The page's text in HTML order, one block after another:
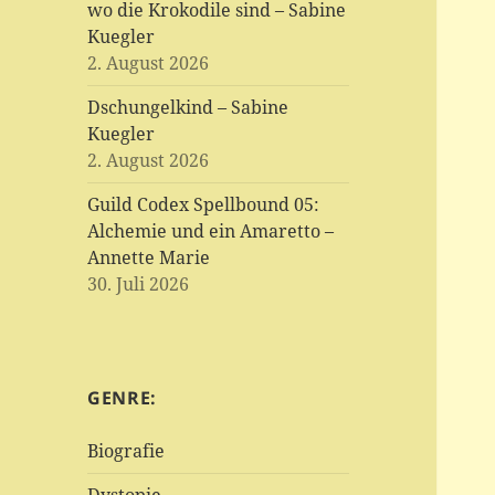
wo die Krokodile sind – Sabine
Kuegler
2. August 2026
Dschungelkind – Sabine
Kuegler
2. August 2026
Guild Codex Spellbound 05:
Alchemie und ein Amaretto –
Annette Marie
30. Juli 2026
GENRE:
Biografie